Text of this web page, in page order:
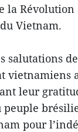
la Révolution
Vietnam.
salutations
vietnamiens
leur
peuple
pour